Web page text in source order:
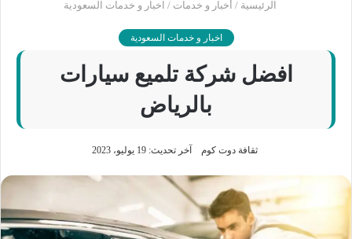
الرئيسية / أخبار و خدمات / اخبار و خدمات السعودية
اخبار و خدمات السعودية
افضل شركة تلميع سيارات
بالرياض
ثقافة دوت كوم آخر تحديث: 19 يوليو، 2023